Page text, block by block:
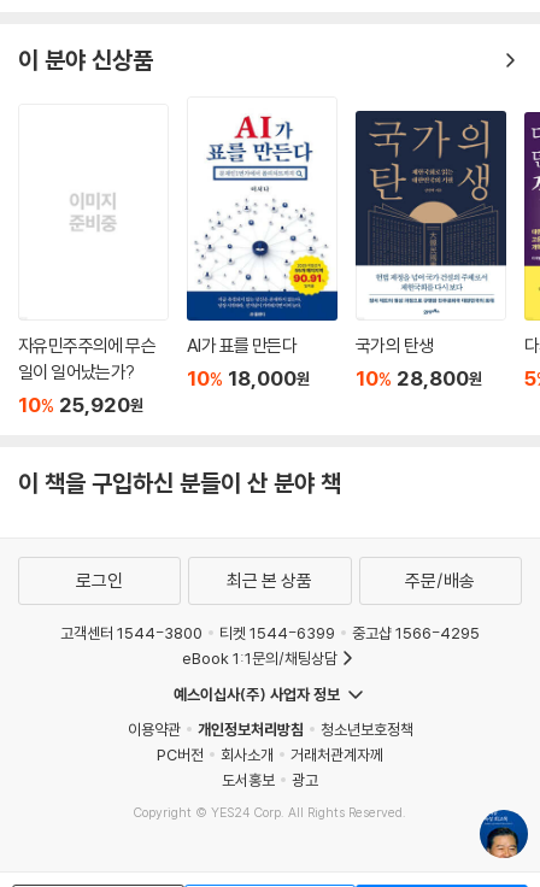
국가로 평가받게 했다.
“전쟁은 인간의 최소한의 존엄도 지키지 못하게 하고 고귀한 생명도 무수
히 빼앗아갑니다. 그래서 나는 전쟁을 막고 한반도의 평화적 통일을 이룩
해야 한다는 확고한 신념을 갖게 된 것입니다.”
민주화를 위해 싸우다 투옥되고 납치되고 망명투쟁을 하는 등 김대중 대통
령의 행보는 세계의 주목을 끌었다. 게다가 대통령 당선 후 국가부도 직전
의 상황에서도 민주주의와 시장경제를 동시에 발전시켜 빠른 속도로 위기
를 극복하고 세계적인 지식정보·문화강국으로 발돋움하는 것을 보며 세계
는 경이로운 눈빛을 보냈다. 북한·일본과도 화해하며 미래지향적인 관계로
해 우리나라의 국격이 상승해 외교가 더욱 활성화되었다.
대 대선 때부터 공약으로 내세웠던 ‘4대국 안전보장론’이다. “한반도의 지
정학적 특성을 감안하면 남북한 사이의 민족문제를 해결하는 데에 있어서
도 주변 4대국(미·일·중·소)과의 외교가 매우 중요”하다는 것이다. 그들이
최소한 평화통일을 방해하지 않도록, 최대한 협조적인 정책을 취하도록 하
과 부시 대통령, 일본의 오부치 게이조 총리, 중국의 장쩌민 주석, 러시아
의 보리스 옐친 대통령과 정상회담을 할 때 ‘경제위기 극복에 대한 협조’와
‘대북 햇볕정책에 대한 지지’를 얻어내기 위해 노력했고 성공을 거두었다.
“그동안 반목과 대립을 해온 우리 민족이 스스로 문제해결을 위한 행동에
이 분야 신상품
자유민주주의에 무슨
일이 일어났는가?
10% 25,920원
AI가 표를 만든다
10% 18,000원
국가의 탄생
10% 28,800원 5
이 책을 구입하신 분들이 산 분야 책
로그인 최근 본 상품 주문/배송
고객센터 1544-3800 티켓 1544-6399
중고샵 1566-4295
eBook 1:1문의/채팅상담
예스이십사(주) 사업자 정보
이용약관
개인정보처리방침
청소년보호정책
PC버전
회사소개
거래처관계자께
도서홍보
광고
Copyright © YES24 Corp. All Rights Reserved.